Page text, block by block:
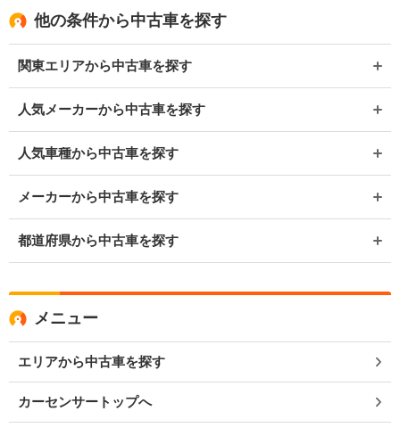
他の条件から中古車を探す
関東エリアから中古車を探す
人気メーカーから中古車を探す
人気車種から中古車を探す
メーカーから中古車を探す
都道府県から中古車を探す
メニュー
エリアから中古車を探す
カーセンサートップへ